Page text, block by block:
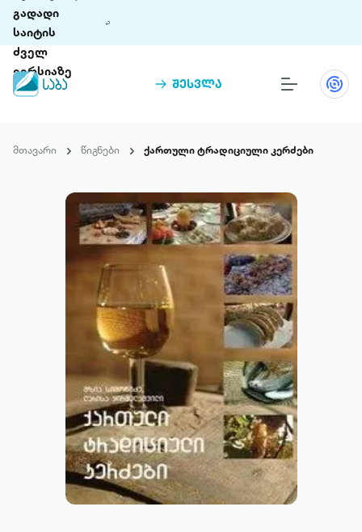
გადადი
საიტის
ძველ
ვერსიაზე
შესვლა
თინეთი 9 ციფრულ პლატფორმასა და 5
ჩვენ შესახებ
პაკეტები
მთავარი წიგნები ქართული ტრადიციული კერძები